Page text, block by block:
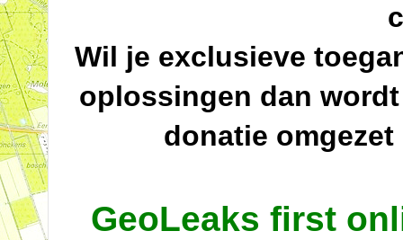
Wil je exclusieve
oplossingen dan
donatie omgezet
GeoLeaks first